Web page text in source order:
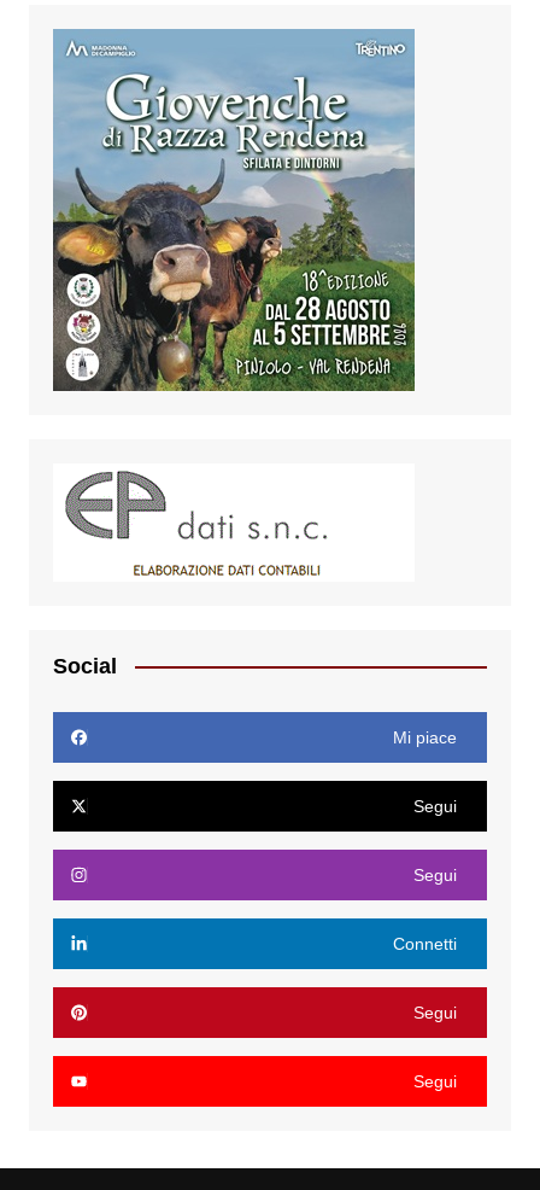
Social
Mi piace
Segui
Segui
Connetti
Segui
Segui